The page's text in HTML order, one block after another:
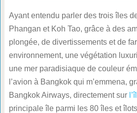
Ayant entendu parler des trois îles
Phangan et Koh Tao, grâce à des
plongée, de divertissements et de
environnement, une végétation
une mer paradisiaque de couleur
l’avion à Bangkok qui m’emmena,
Bangkok Airways, directement sur
principale île parmi les 80 îles et